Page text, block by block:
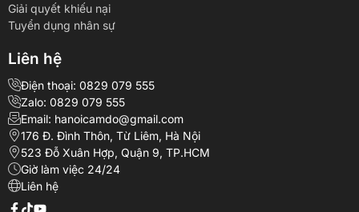
Giải quyết khiếu nại
Tuyển dụng nhân sự
Liên hệ
Điện thoại: 0829 079 555
Zalo: 0829 079 555
Email: hanoicamdo@gmail.com
176 Đ. Đình Thôn, Từ Liêm, Hà Nội
523 Đỗ Xuân Hợp, Quận 9, TP.HCM
Giờ làm việc 24/24
Liên hệ